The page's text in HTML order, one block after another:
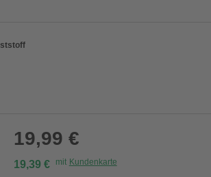
19,99 €
19,39 € mit Kundenkarte